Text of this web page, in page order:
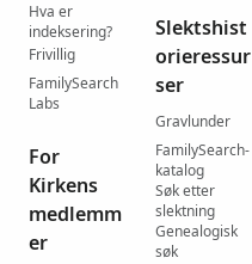
Hva er
indeksering?
Frivillig
FamilySearch
Labs
For
Kirkens
medlemm
er
Slektshist
orieressur
ser
Gravlunder
FamilySearch-
katalog
Søk etter
slektning
Genealogisk
søk